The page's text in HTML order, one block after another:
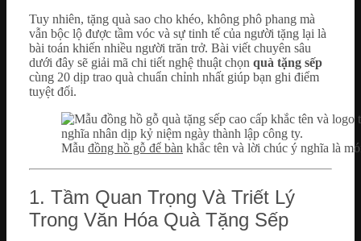
Tuy nhiên, tặng quà sao cho khéo, không phô phang mà
vẫn bộc lộ được tầm vóc và sự tinh tế của người tặng lại là
bài toán khiến nhiều người trăn trở. Bài viết chuyên sâu
dưới đây sẽ giải mã chi tiết nghệ thuật chọn quà tặng sếp
cùng 20 dịp trao quà chuẩn chỉnh nhất giúp bạn ghi điểm
tuyệt đối.
Mẫu đồng hồ gỗ để bàn khắc tên và lời chúc ý nghĩa là
1. Tầm Quan Trọng Và Triết Lý
Trong Văn Hóa Quà Tặng Sếp